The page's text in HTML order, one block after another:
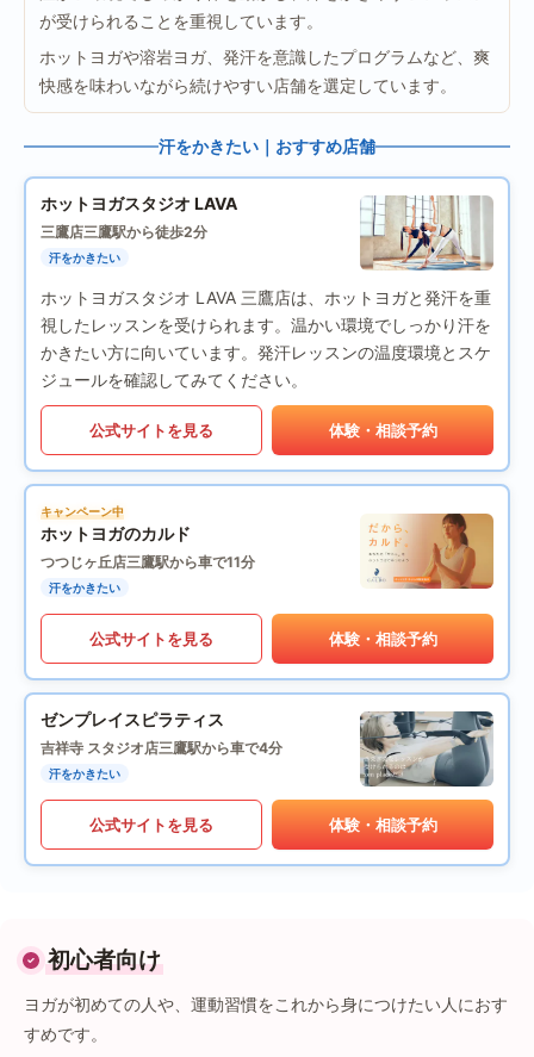
が受けられることを重視しています。
ホットヨガや溶岩ヨガ、発汗を意識したプログラムなど、爽
快感を味わいながら続けやすい店舗を選定しています。
汗をかきたい｜おすすめ店舗
ホットヨガスタジオ LAVA
三鷹店三鷹駅から徒歩2分
汗をかきたい
ホットヨガスタジオ LAVA 三鷹店は、ホットヨガと発汗を重
視したレッスンを受けられます。温かい環境でしっかり汗を
かきたい方に向いています。発汗レッスンの温度環境とスケ
ジュールを確認してみてください。
公式サイトを見る 体験・相談予約
キャンペーン中
ホットヨガのカルド
つつじヶ丘店三鷹駅から車で11分
汗をかきたい
公式サイトを見る 体験・相談予約
ゼンプレイスピラティス
吉祥寺 スタジオ店三鷹駅から車で4分
汗をかきたい
公式サイトを見る 体験・相談予約
初心者向け
ヨガが初めての人や、運動習慣をこれから身につけたい人におす
すめです。